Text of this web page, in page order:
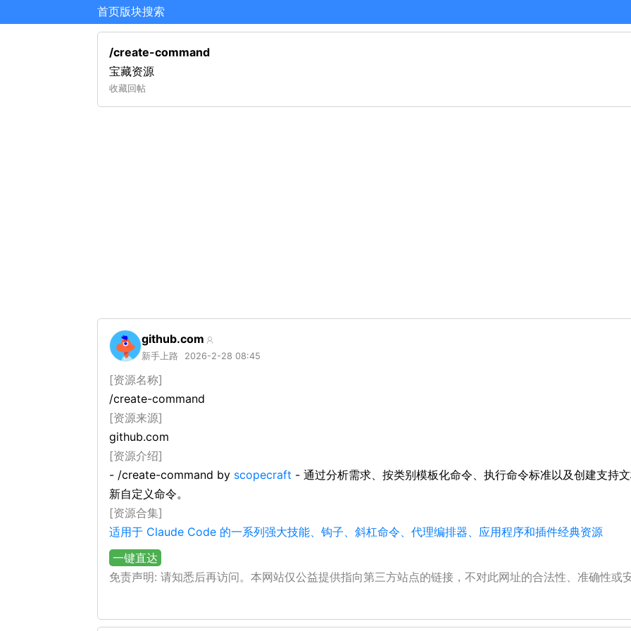
首页版块搜索
/create-command
宝藏资源
收藏回帖
github.com
新手上路 2026-2-28 08:45
[资源名称]
/create-command
[资源来源]
github.com
[资源介绍]
- /create-command by scopecraft - 通过分析需求、按类别模板化命令、执行命令标准以及创建支持
新自定义命令。
[资源合集]
适用于 Claude Code 的一系列强大技能、钩子、斜杠命令、代理编排器、应用程序和插件经典资源
一键直达
免责声明: 请知悉后再访问。本网站仅公益提供指向第三方站点的链接，不对此网址的合法性、准确性或